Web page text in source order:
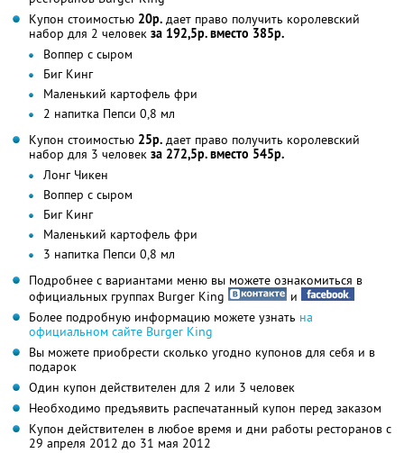
Купон стоимостью 20р. дает право получить королевский
набор для 2 человек за 192,5р. вместо 385р.
Воппер с сыром
Биг Кинг
Маленький картофель фри
2 напитка Пепси 0,8 мл
Купон стоимостью 25р. дает право получить королевский
набор для 3 человек за 272,5р. вместо 545р.
Лонг Чикен
Воппер с сыром
Биг Кинг
Маленький картофель фри
3 напитка Пепси 0,8 мл
Подробнее с вариантами меню вы можете ознакомиться в
официальных группах Burger King
и
Более подробную информацию можете узнать на
официальном сайте Burger King
Вы можете приобрести сколько угодно купонов для себя и в
подарок
Один купон действителен для 2 или 3 человек
Необходимо предъявить распечатанный купон перед заказом
Купон действителен в любое время и дни работы ресторанов с
29 апреля 2012 до 31 мая 2012